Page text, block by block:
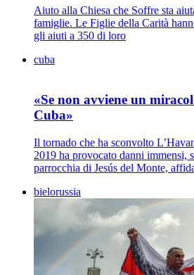
Aiuto alla Chiesa che Soffre sta
famiglie. Le Figlie della Carità
gli aiuti a 350 di loro
cuba
«Se non avviene un
Cuba»
Il tornado che ha sconvolto
2019 ha provocato danni immensi,
parrocchia di Jesús del Monte,
bielorussia